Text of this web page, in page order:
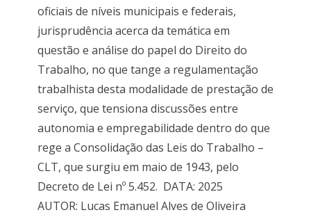
oficiais de níveis municipais e federais,
jurisprudência acerca da temática em
questão e análise do papel do Direito do
Trabalho, no que tange a regulamentação
trabalhista desta modalidade de prestação de
serviço, que tensiona discussões entre
autonomia e empregabilidade dentro do que
rege a Consolidação das Leis do Trabalho –
CLT, que surgiu em maio de 1943, pelo
Decreto de Lei nº 5.452. DATA: 2025
AUTOR: Lucas Emanuel Alves de Oliveira